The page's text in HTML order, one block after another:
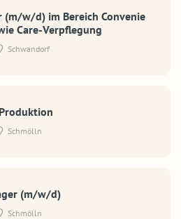
(m/w/d) im Bereich Convenie
Care-Verpflegung
Schwandorf
Schmölln
(m/w/d)
Schmölln